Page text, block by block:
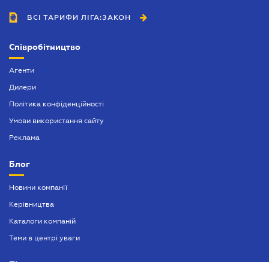
ВСІ ТАРИФИ ЛІГА:ЗАКОН
Співробітництво
Агенти
Дилери
Політика конфіденційності
Умови використання сайту
Реклама
Блог
Новини компанії
Керівництва
Каталоги компаній
Теми в центрі уваги